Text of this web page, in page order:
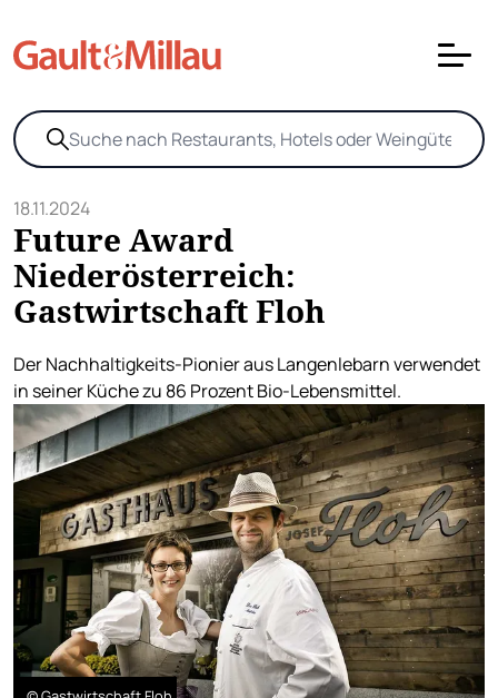
18.11.2024
Future Award
Niederösterreich:
Gastwirtschaft Floh
Der Nachhaltigkeits-Pionier aus Langenlebarn verwendet
in seiner Küche zu 86 Prozent Bio-Lebensmittel.